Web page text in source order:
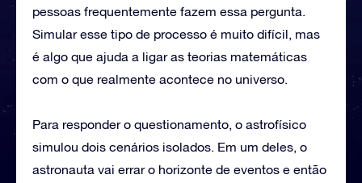
pessoas frequentemente fazem essa pergunta.
Simular esse tipo de processo é muito difícil, mas
é algo que ajuda a ligar as teorias matemáticas
com o que realmente acontece no universo.
Para responder o questionamento, o astrofísico
simulou dois cenários isolados. Em um deles, o
astronauta vai errar o horizonte de eventos e então